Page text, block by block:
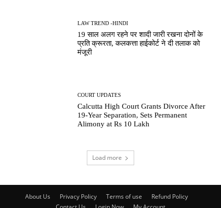
LAW TREND -HINDI
19 साल अलग रहने पर शादी जारी रखना दोनों के
प्रति क्रूरता, कलकत्ता हाईकोर्ट ने दी तलाक को
मंजूरी
COURT UPDATES
Calcutta High Court Grants Divorce After
19-Year Separation, Sets Permanent
Alimony at Rs 10 Lakh
Load more
About Us Privacy Policy Terms of use
Refund Policy